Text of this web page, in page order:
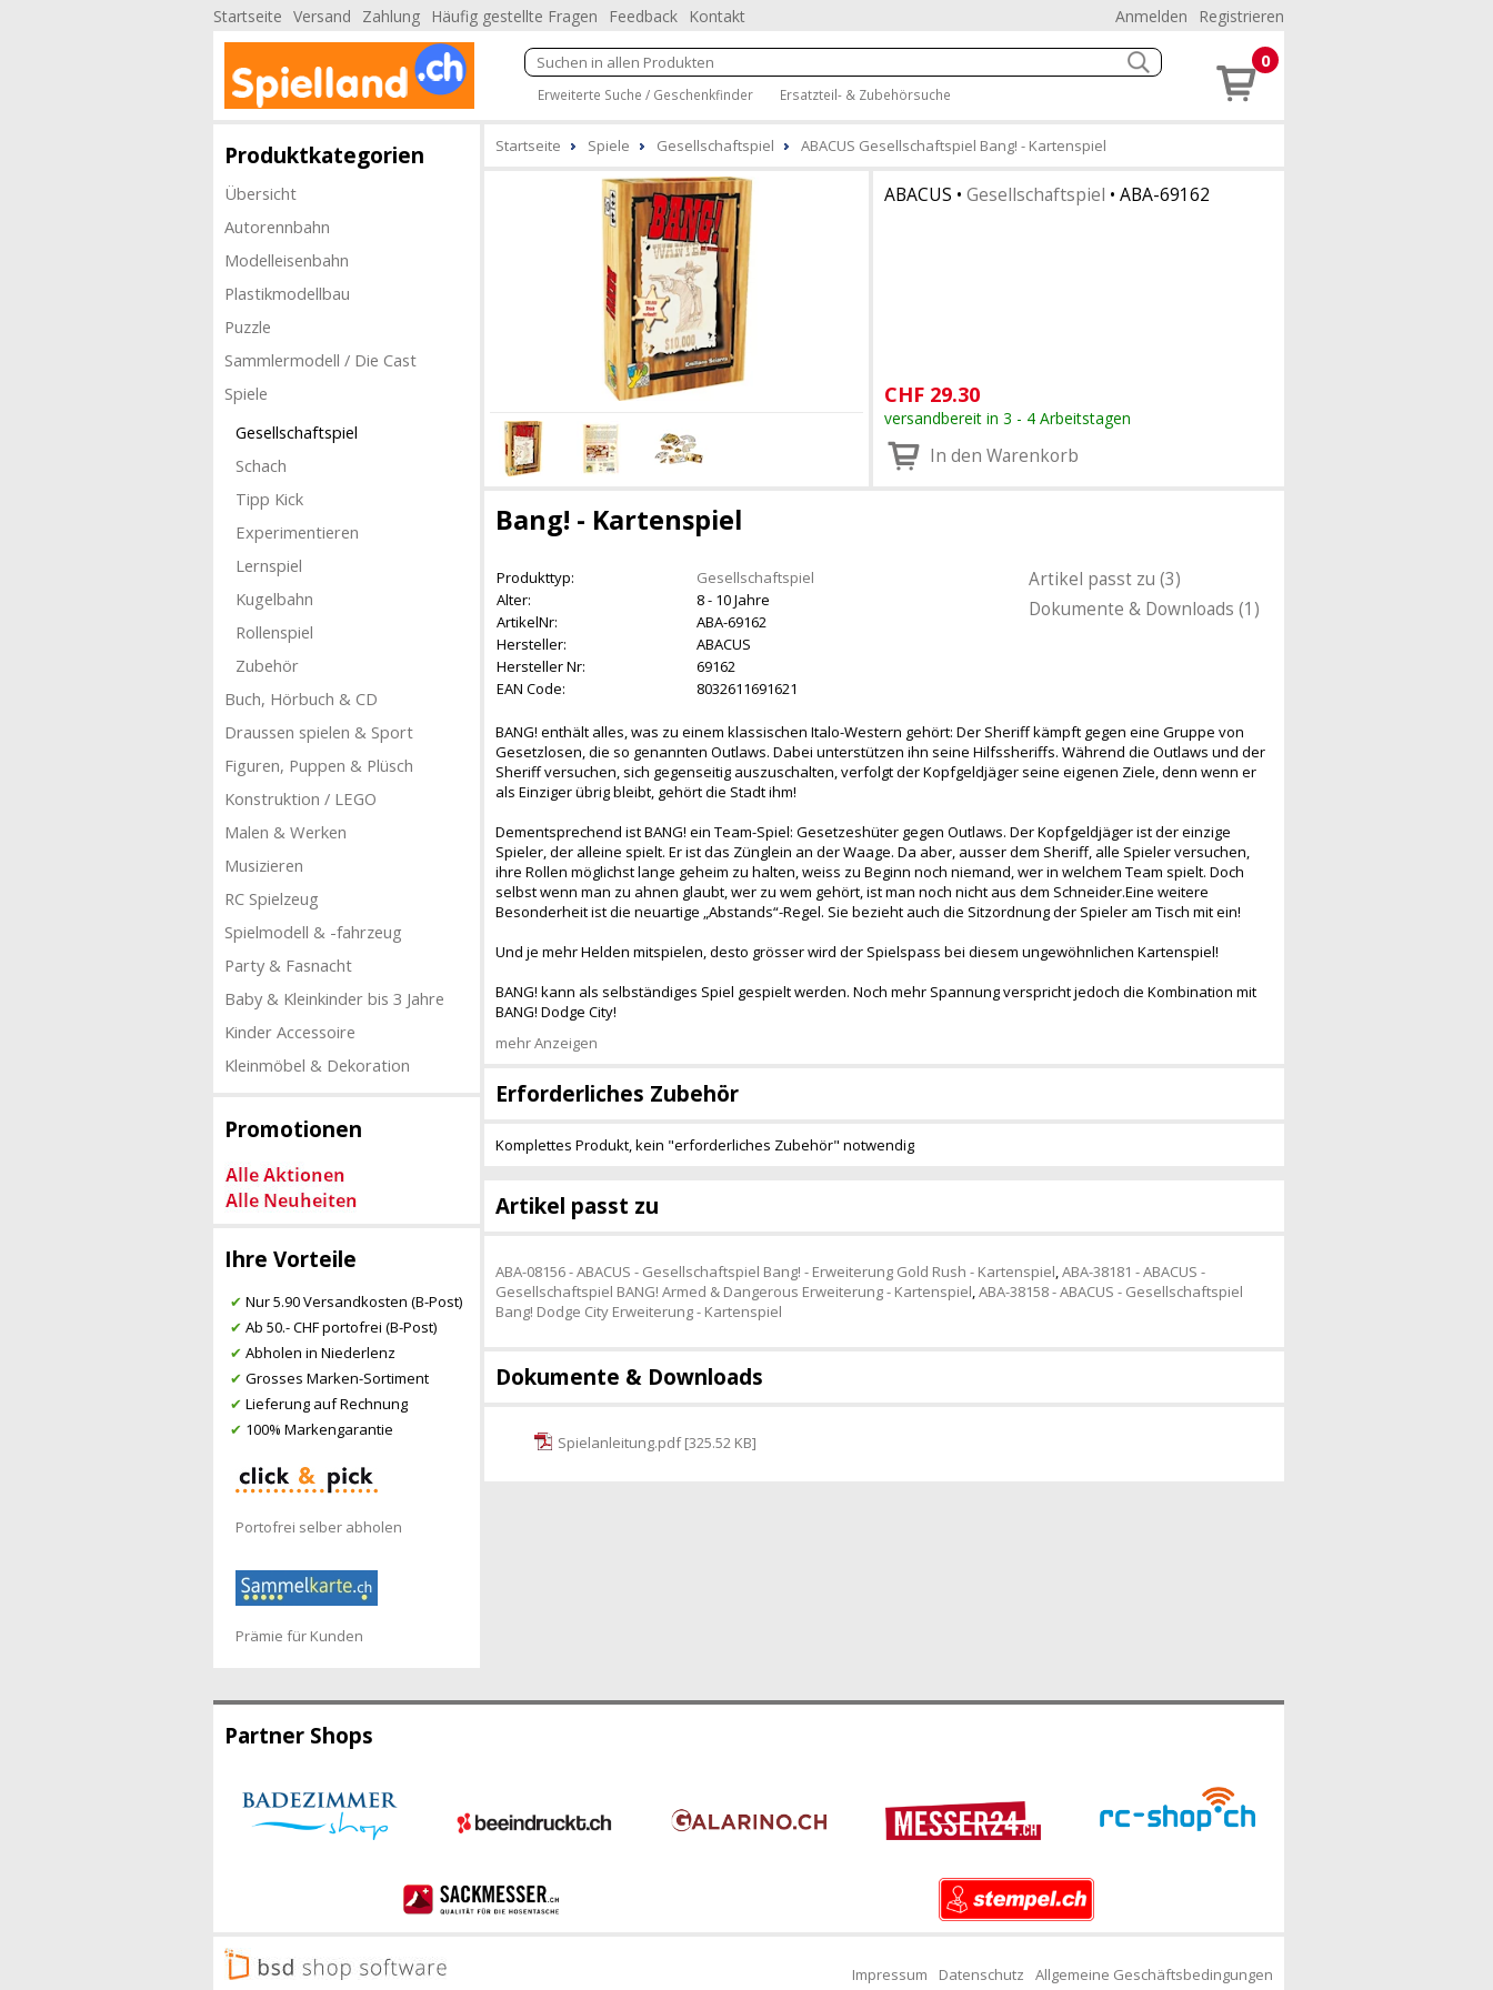
Startseite Versand Zahlung Häufig gestellte Fragen Feedback Kontakt Anmelden Registrieren
Erweiterte Suche / Geschenkfinder Ersatzteil- & Zubehörsuche
0
Produktkategorien
Übersicht
Autorennbahn
Modelleisenbahn
Plastikmodellbau
Puzzle
Sammlermodell / Die Cast
Spiele
Gesellschaftspiel
Schach
Tipp Kick
Experimentieren
Lernspiel
Kugelbahn
Rollenspiel
Zubehör
Buch, Hörbuch & CD
Draussen spielen & Sport
Figuren, Puppen & Plüsch
Konstruktion / LEGO
Malen & Werken
Musizieren
RC Spielzeug
Spielmodell & -fahrzeug
Party & Fasnacht
Baby & Kleinkinder bis 3 Jahre
Kinder Accessoire
Kleinmöbel & Dekoration
Promotionen
Ihre Vorteile
✔ Nur 5.90 Versandkosten (B-Post)
✔ Ab 50.- CHF portofrei (B-Post)
✔ Abholen in Niederlenz
✔ Grosses Marken-Sortiment
✔ Lieferung auf Rechnung
✔ 100% Markengarantie
Portofrei selber abholen
Prämie für Kunden
Startseite Spiele Gesellschaftspiel ABACUS Gesellschaftspiel Bang! - Kartenspiel
ABACUS • Gesellschaftspiel • ABA-69162
CHF 29.30
versandbereit in 3 - 4 Arbeitstagen
In den Warenkorb
Bang! - Kartenspiel
Produkttyp:
Gesellschaftspiel
Alter:
8 - 10 Jahre
ArtikelNr:
ABA-69162
Hersteller:
ABACUS
Hersteller Nr:
69162
EAN Code:
8032611691621
Artikel passt zu (3)
Dokumente & Downloads (1)
BANG! enthält alles, was zu einem klassischen Italo-Western gehört: Der Sheriff kämpft gegen eine Gruppe von
Gesetzlosen, die so genannten Outlaws. Dabei unterstützen ihn seine Hilfssheriffs. Während die Outlaws und der
Sheriff versuchen, sich gegenseitig auszuschalten, verfolgt der Kopfgeldjäger seine eigenen Ziele, denn wenn er
als Einziger übrig bleibt, gehört die Stadt ihm!
Dementsprechend ist BANG! ein Team-Spiel: Gesetzeshüter gegen Outlaws. Der Kopfgeldjäger ist der einzige
Spieler, der alleine spielt. Er ist das Zünglein an der Waage. Da aber, ausser dem Sheriff, alle Spieler versuchen,
ihre Rollen möglichst lange geheim zu halten, weiss zu Beginn noch niemand, wer in welchem Team spielt. Doch
selbst wenn man zu ahnen glaubt, wer zu wem gehört, ist man noch nicht aus dem Schneider.Eine weitere
Besonderheit ist die neuartige „Abstands“-Regel. Sie bezieht auch die Sitzordnung der Spieler am Tisch mit ein!
Und je mehr Helden mitspielen, desto grösser wird der Spielspass bei diesem ungewöhnlichen Kartenspiel!
BANG! kann als selbständiges Spiel gespielt werden. Noch mehr Spannung verspricht jedoch die Kombination mit
BANG! Dodge City!
mehr Anzeigen
Erforderliches Zubehör
Komplettes Produkt, kein "erforderliches Zubehör" notwendig
Artikel passt zu
ABA-08156 - ABACUS - Gesellschaftspiel Bang! - Erweiterung Gold Rush - Kartenspiel ABA-38181 - ABACUS -
Gesellschaftspiel BANG! Armed & Dangerous Erweiterung - Kartenspiel ABA-38158 - ABACUS - Gesellschaftspiel
Bang! Dodge City Erweiterung - Kartenspiel
Dokumente & Downloads
Spielanleitung.pdf [325.52 KB]
Partner Shops
Impressum Datenschutz Allgemeine Geschäftsbedingungen